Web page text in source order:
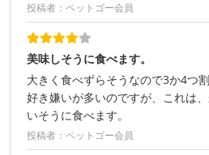
投稿者：ペットゴー会員
美味しそうに食べます。
大きく食べずらそうなので3か4つ
好き嫌いが多いのですが、これは
いそうに食べます。
投稿者：ペットゴー会員